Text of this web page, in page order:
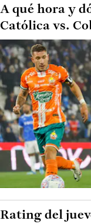
A qué hora y
Católica vs.
Rating del